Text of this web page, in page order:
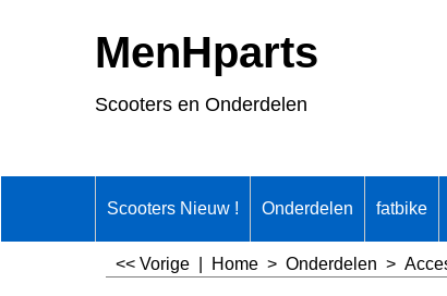
MenHparts
Scooters en Onderdelen
Scooters Nieuw ! Onderdelen fatbike
<< Vorige Home > Onderdelen >